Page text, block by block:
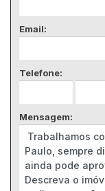
Email:
Telefone:
Mensagem: